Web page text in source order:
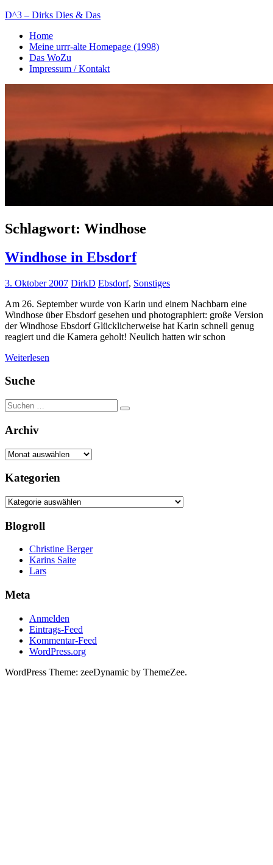
Zum
springen
D^3 – Dirks Dies & Das
Mein
Notizblog
Home
Meine urrr-alte Homepage (1998)
Das WoZu
Impressum / Kontakt
Schlagwort: Windhose
Windhose in Ebsdorf
3. Oktober 2007 DirkD Ebsdorf, Sonstiges
Am 26. September wurde von Karin und einem Nachbarn eine
Windhose über Ebsdorf gesehen und photographiert: große Version
der Windhose Ebsdorf Glücklicherweise hat Karin schnell genug
reagiert und die Kamera geholt! Neulich hatten wir schon
Weiterlesen
Suche
Suchen
nach:
Suchen
Archiv
Archiv
Kategorien
Kategorien
Blogroll
Christine Berger
Karins Saite
Lars
Meta
Anmelden
Eintrags-Feed
Kommentar-Feed
WordPress.org
WordPress Theme: zeeDynamic by ThemeZee.